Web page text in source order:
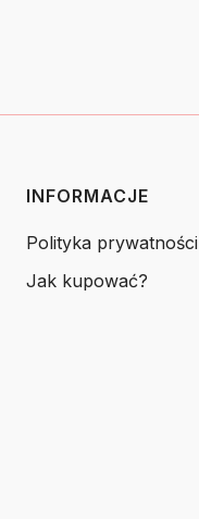
INFORMACJE
Polityka prywatności
Jak kupować?